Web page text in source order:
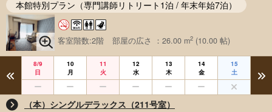
本館特別プラン（専門講師リトリート1泊 / 年末年始7泊）
客室階数:2階 部屋の広さ ：26.00 m2 (10.00 帖)
8/9
日
10
月
11
火
12
水
13
木
14
金
15
土
（本）シングルデラックス（211号室）